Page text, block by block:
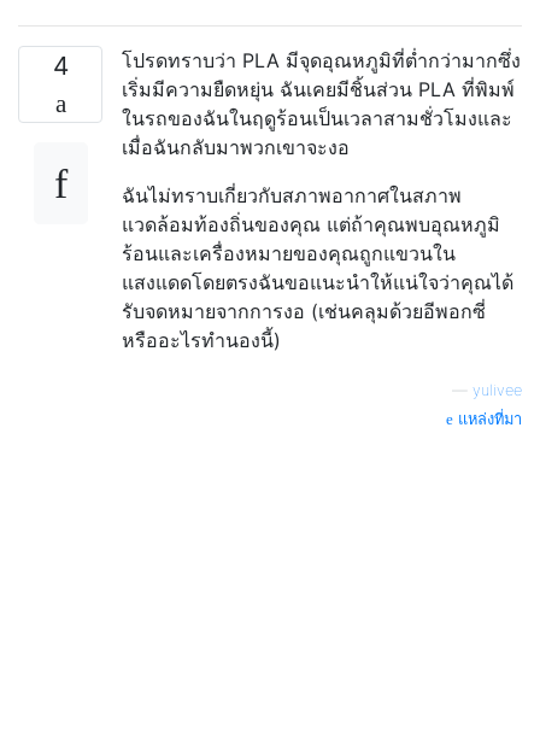
4
โปรดทราบว่า PLA มีจุดอุณหภูมิที่ต่ำกว่ามากซึ่ง
เริ่มมีความยืดหยุ่น ฉันเคยมีชิ้นส่วน PLA ที่พิมพ์
ในรถของฉันในฤดูร้อนเป็นเวลาสามชั่วโมงและ
เมื่อฉันกลับมาพวกเขาจะงอ
ฉันไม่ทราบเกี่ยวกับสภาพอากาศในสภาพ
แวดล้อมท้องถิ่นของคุณ แต่ถ้าคุณพบอุณหภูมิ
ร้อนและเครื่องหมายของคุณถูกแขวนใน
แสงแดดโดยตรงฉันขอแนะนำให้แน่ใจว่าคุณได้
รับจดหมายจากการงอ (เช่นคลุมด้วยอีพอกซี่
หรืออะไรทำนองนี้)
yulivee
แหล่งที่มา